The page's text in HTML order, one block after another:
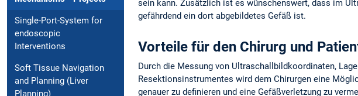
Single-Port-System for
endoscopic
Interventions
Soft Tissue Navigation
and Planning (Liver
sein kann. Zusätzlich ist es wünschenswert, dass im
gefährdend ein dort abgebildetes Gefäß ist.
Vorteile für den Chirurg und
Durch die Messung von Ultraschallbildkoordinaten,
Resektionsinstrumentes wird dem Chirurgen eine
genauer zu definieren und eine Gefäßverletzung zu